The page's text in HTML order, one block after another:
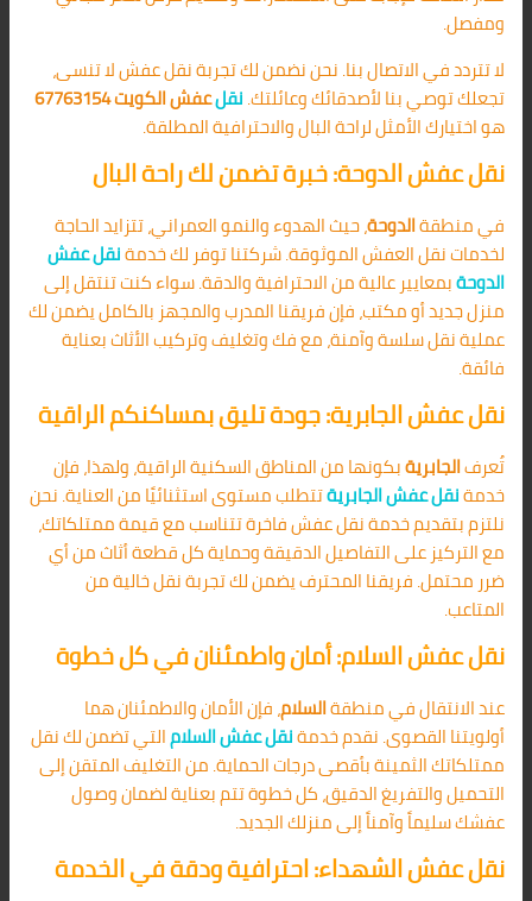
ومفصل.
لا تتردد في الاتصال بنا. نحن نضمن لك تجربة نقل عفش لا تنسى،
تجعلك توصي بنا لأصدقائك وعائلتك.نقلعفش الكويت 67763154
هو اختيارك الأمثل لراحة البال والاحترافية المطلقة.
نقل عفش الدوحة: خبرة تضمن لك راحة البال
في منطقةالدوحة، حيث الهدوء والنمو العمراني، تتزايد الحاجة
لخدمات نقل العفش الموثوقة. شركتنا توفر لك خدمةنقل عفش
الدوحةبمعايير عالية من الاحترافية والدقة. سواء كنت تنتقل إلى
منزل جديد أو مكتب، فإن فريقنا المدرب والمجهز بالكامل يضمن لك
عملية نقل سلسة وآمنة، مع فك وتغليف وتركيب الأثاث بعناية
فائقة.
نقل عفش الجابرية: جودة تليق بمساكنكم الراقية
تُعرفالجابريةبكونها من المناطق السكنية الراقية، ولهذا، فإن
خدمةنقل عفش الجابريةتتطلب مستوى استثنائيًا من العناية. نحن
نلتزم بتقديم خدمة نقل عفش فاخرة تتناسب مع قيمة ممتلكاتك،
مع التركيز على التفاصيل الدقيقة وحماية كل قطعة أثاث من أي
ضرر محتمل. فريقنا المحترف يضمن لك تجربة نقل خالية من
المتاعب.
نقل عفش السلام: أمان واطمئنان في كل خطوة
عند الانتقال في منطقةالسلام، فإن الأمان والاطمئنان هما
أولويتنا القصوى. نقدم خدمةنقل عفش السلامالتي تضمن لك نقل
ممتلكاتك الثمينة بأقصى درجات الحماية. من التغليف المتقن إلى
التحميل والتفريغ الدقيق، كل خطوة تتم بعناية لضمان وصول
عفشك سليماً وآمناً إلى منزلك الجديد.
نقل عفش الشهداء: احترافية ودقة في الخدمة